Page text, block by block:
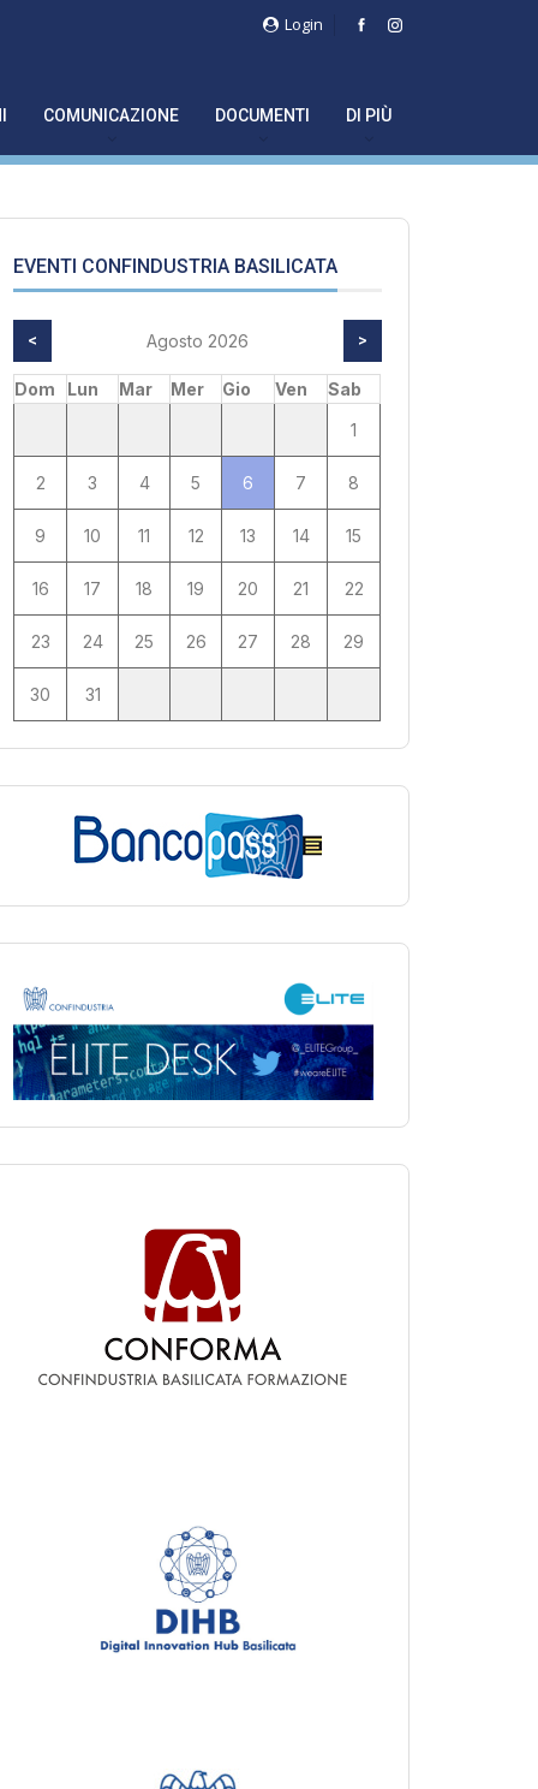
Login
COMUNICAZIONE DOCUMENTI DI PIÙ
EVENTI CONFINDUSTRIA BASILICATA
< Agosto 2026 >
Dom Lun Mar Mer Gio Ven
Sab
1
2 3 4 5 6 7 8
9 10 11 12 13 14 15
16 17 18 19 20 21 22
23 24 25 26 27 28 29
30 31